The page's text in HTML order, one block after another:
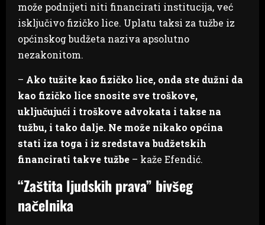
može podnijeti niti financirati institucija, već
isključivo fizičko lice. Uplatu taksi za tužbe iz
općinskog budžeta naziva apsolutno
nezakonitom.
– Ako tužite kao fizičko lice, onda ste dužni da
kao fizičko lice snosite sve troškove,
uključujući i troškove advokata i takse na
tužbu, i tako dalje. Ne može nikako općina
stati iza toga i iz sredstava budžetskih
financirati takve tužbe – kaže Efendić.
“Zaštita ljudskih prava” bivšeg
načelnika